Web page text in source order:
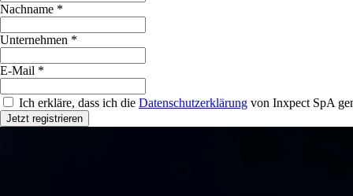
Nachname *
Unternehmen *
E-Mail *
Ich erkläre, dass ich die Datenschutzerklärung von Inxpect SpA
Jetzt registrieren